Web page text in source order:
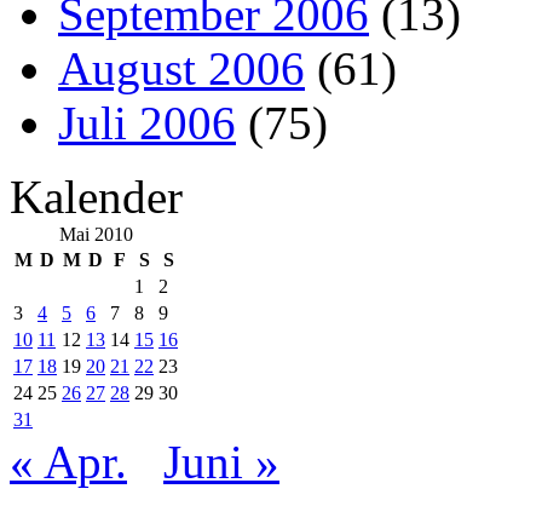
September 2006 (13)
August 2006 (61)
Juli 2006 (75)
Kalender
Mai 2010
M D M D F S
S
1
2
3
4 5 6 7 8
9
10 11 12 13 14 15 16
17 18 19 20 21 22 23
24 25 26 27 28 29 30
31
« Apr. Juni »